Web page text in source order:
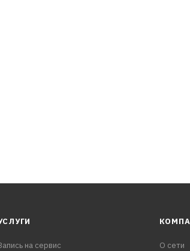
на сервис
О сети